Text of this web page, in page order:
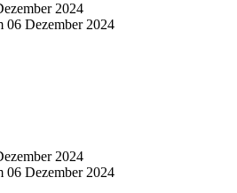
2024
06 Dezember 2024
2024
06 Dezember 2024